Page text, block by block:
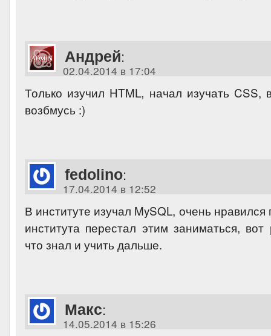
Андрей:
02.04.2014 в 17:04
Только изучил HTML, начал изучать CSS,
возбмусь :)
fedolino:
17.04.2014 в 12:52
В институте изучал MySQL, очень
института перестал этим заниматься,
что знал и учить дальше.
Макс:
14.05.2014 в 15:26